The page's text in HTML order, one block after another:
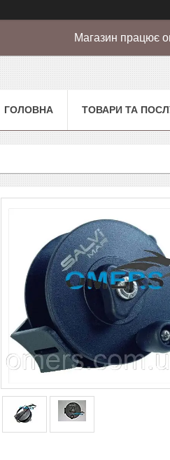
Магазин працює
ГОЛОВНА ТОВАРИ ТА